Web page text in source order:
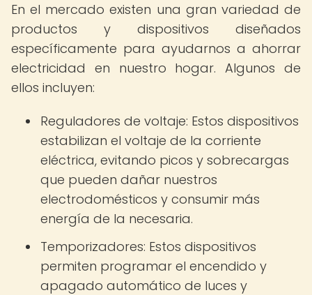
En el mercado existen una gran variedad de
productos y dispositivos diseñados
específicamente para ayudarnos a ahorrar
electricidad en nuestro hogar. Algunos de
ellos incluyen:
Reguladores de voltaje: Estos dispositivos
estabilizan el voltaje de la corriente
eléctrica, evitando picos y sobrecargas
que pueden dañar nuestros
electrodomésticos y consumir más
energía de la necesaria.
Temporizadores: Estos dispositivos
permiten programar el encendido y
apagado automático de luces y